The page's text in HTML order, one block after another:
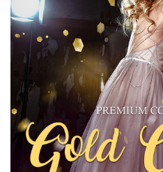
Please
Free Gold Overlay #20
Small 800*533px